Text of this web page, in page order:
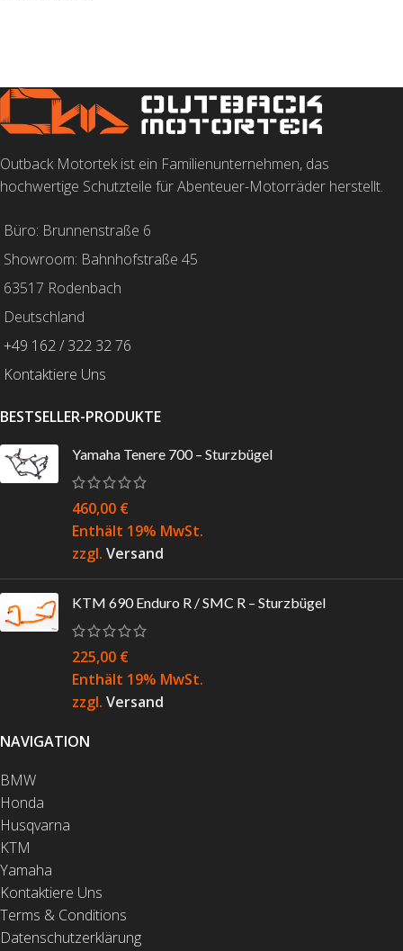
Outback Motortek ist ein Familienunternehmen, das
hochwertige Schutzteile für Abenteuer-Motorräder herstellt.
Büro: Brunnenstraße 6
Showroom: Bahnhofstraße 45
63517 Rodenbach
Deutschland
+49 162 / 322 32 76
Kontaktiere Uns
BESTSELLER-PRODUKTE
Yamaha Tenere 700 – Sturzbügel
460,00 €
Enthält 19% MwSt.
zzgl. Versand
KTM 690 Enduro R / SMC R – Sturzbügel
225,00 €
Enthält 19% MwSt.
zzgl. Versand
NAVIGATION
BMW
Honda
Husqvarna
KTM
Yamaha
Kontaktiere Uns
Terms & Conditions
Datenschutzerklärung